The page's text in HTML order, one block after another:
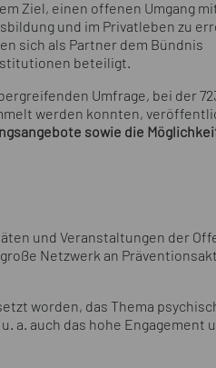
Ziel, einen offenen Umgang
und im Privatleben zu
sich als Partner dem Bündnis
beteiligt.
Umfrage, bei der
werden konnten,
sowie die
und Veranstaltungen der
Netzwerk an
worden, das Thema
a. auch das hohe Engagement